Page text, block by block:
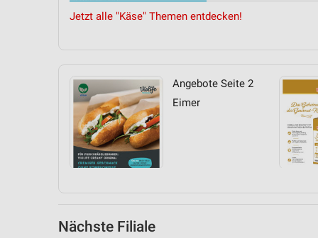
Jetzt alle "Käse" Themen entdecken!
Angebote Seite 2
Eimer
Nächste Filiale